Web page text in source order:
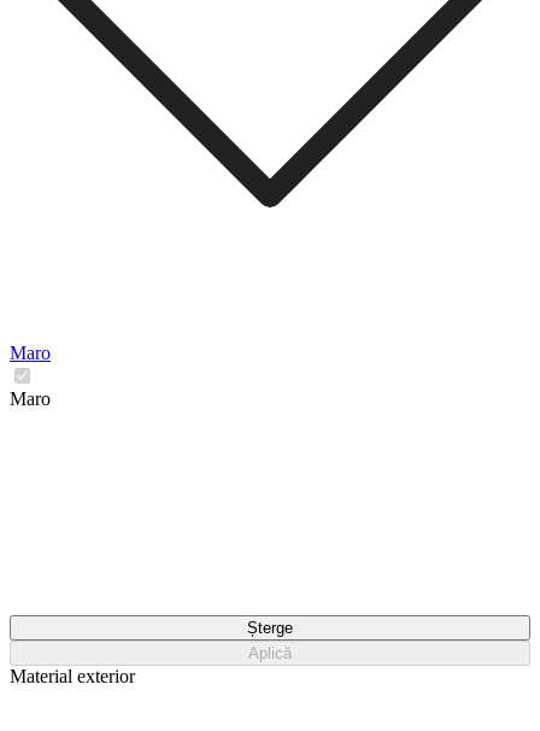
Maro
Maro
Șterge
Aplică
Material exterior